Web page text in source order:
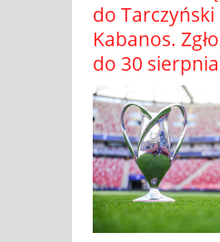
do Tarczyński
Kabanos.
do 30